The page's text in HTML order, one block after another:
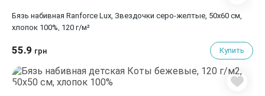
Бязь набивная Ranforce Lux, Звездочки серо-желтые, 50х60 см,
хлопок 100%, 120 г/м²
55.9 грн Купить